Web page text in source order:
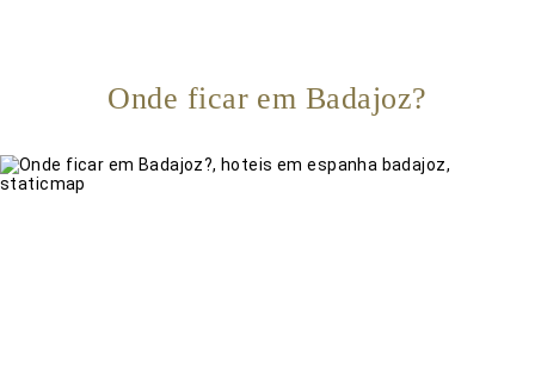
Onde ficar em Badajoz?